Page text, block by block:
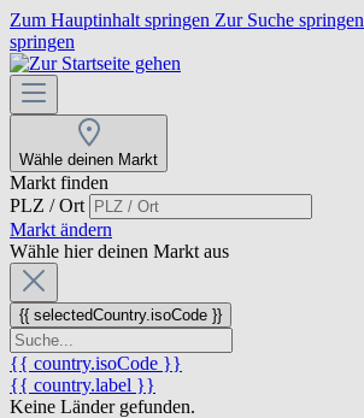
Zum Hauptinhalt springen Zur Suche springen
springen
Wähle deinen Markt
Markt finden
PLZ / Ort
Markt ändern
Wähle hier deinen Markt aus
{{ selectedCountry.isoCode }}
{{ country.isoCode }}
{{ country.label }}
Keine Länder gefunden.